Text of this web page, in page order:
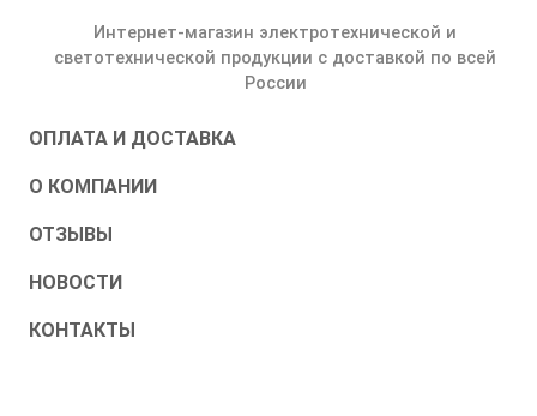
Интернет-магазин электротехнической и
светотехнической продукции с доставкой по всей
России
ОПЛАТА И ДОСТАВКА
О КОМПАНИИ
ОТЗЫВЫ
НОВОСТИ
КОНТАКТЫ